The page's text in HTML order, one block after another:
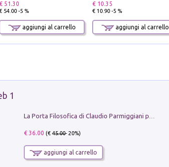
51.30
54.00 -5 %
aggiungi al carrello
€ 10.35
€ 10.90 -5 %
aggiungi al carrello
1
€ 36.00 (€45.00- 20%)
aggiungi al carrello